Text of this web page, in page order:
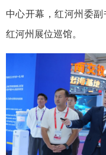
中心开幕，红河州委
红河州展位巡馆。